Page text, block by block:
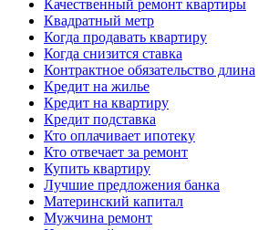
Качественный ремонт квартиры
Квадратный метр
Когда продавать квартиру
Когда снизится ставка
Контрактное обязательство длина
Кредит на жилье
Кредит на квартиру
Кредит подставка
Кто оплачивает ипотеку
Кто отвечает за ремонт
Купить квартиру
Лучшие предложения банка
Материнский капитал
Мужчина ремонт